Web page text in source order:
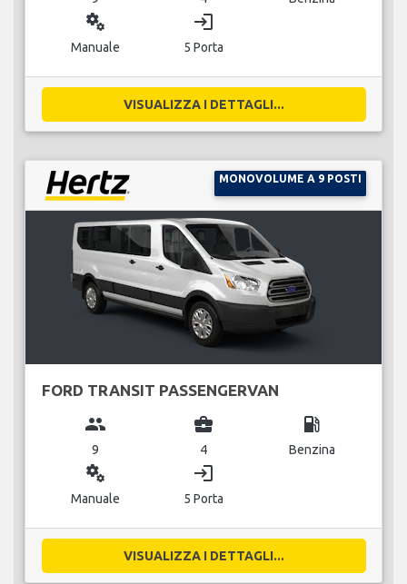
miscellaneous_services
Manuale
login
5 Porta
VISUALIZZA I DETTAGLI...
MONOVOLUME A 9 POSTI
FORD TRANSIT PASSENGERVAN
group
9
business_center
4
local_gas_station
Benzina
miscellaneous_services
Manuale
login
5 Porta
VISUALIZZA I DETTAGLI...